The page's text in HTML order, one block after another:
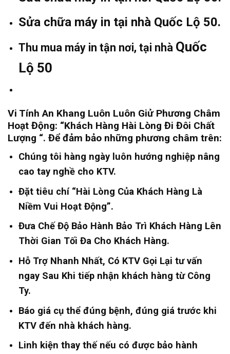
Sửa chữa máy in tại nhà Quốc Lộ 50.
Thu mua máy in tận nơi, tại nhà Quốc
Lộ 50
Vi Tính An Khang Luôn Luôn Giử Phương Châm
Hoạt Động: “Khách Hàng Hài Lòng Đi Đôi Chất
Lượng “. Để đảm bảo những phương châm trên:
Chúng tôi hàng ngày luôn hướng nghiệp nâng
cao tay nghề cho KTV.
Đặt tiêu chí “Hài Lòng Của Khách Hàng Là
Niềm Vui Hoạt Động”.
Đưa Chế Độ Bảo Hành Bảo Trì Khách Hàng Lên
Thời Gian Tối Đa Cho Khách Hàng.
Hỗ Trợ Nhanh Nhất, Có KTV Gọi Lại tư vấn
ngay Sau Khi tiếp nhận khách hàng từ Công
Ty.
Báo giá cụ thể đúng bệnh, đúng giá trước khi
KTV đến nhà khách hàng.
Linh kiện thay thế nếu có được bảo hành